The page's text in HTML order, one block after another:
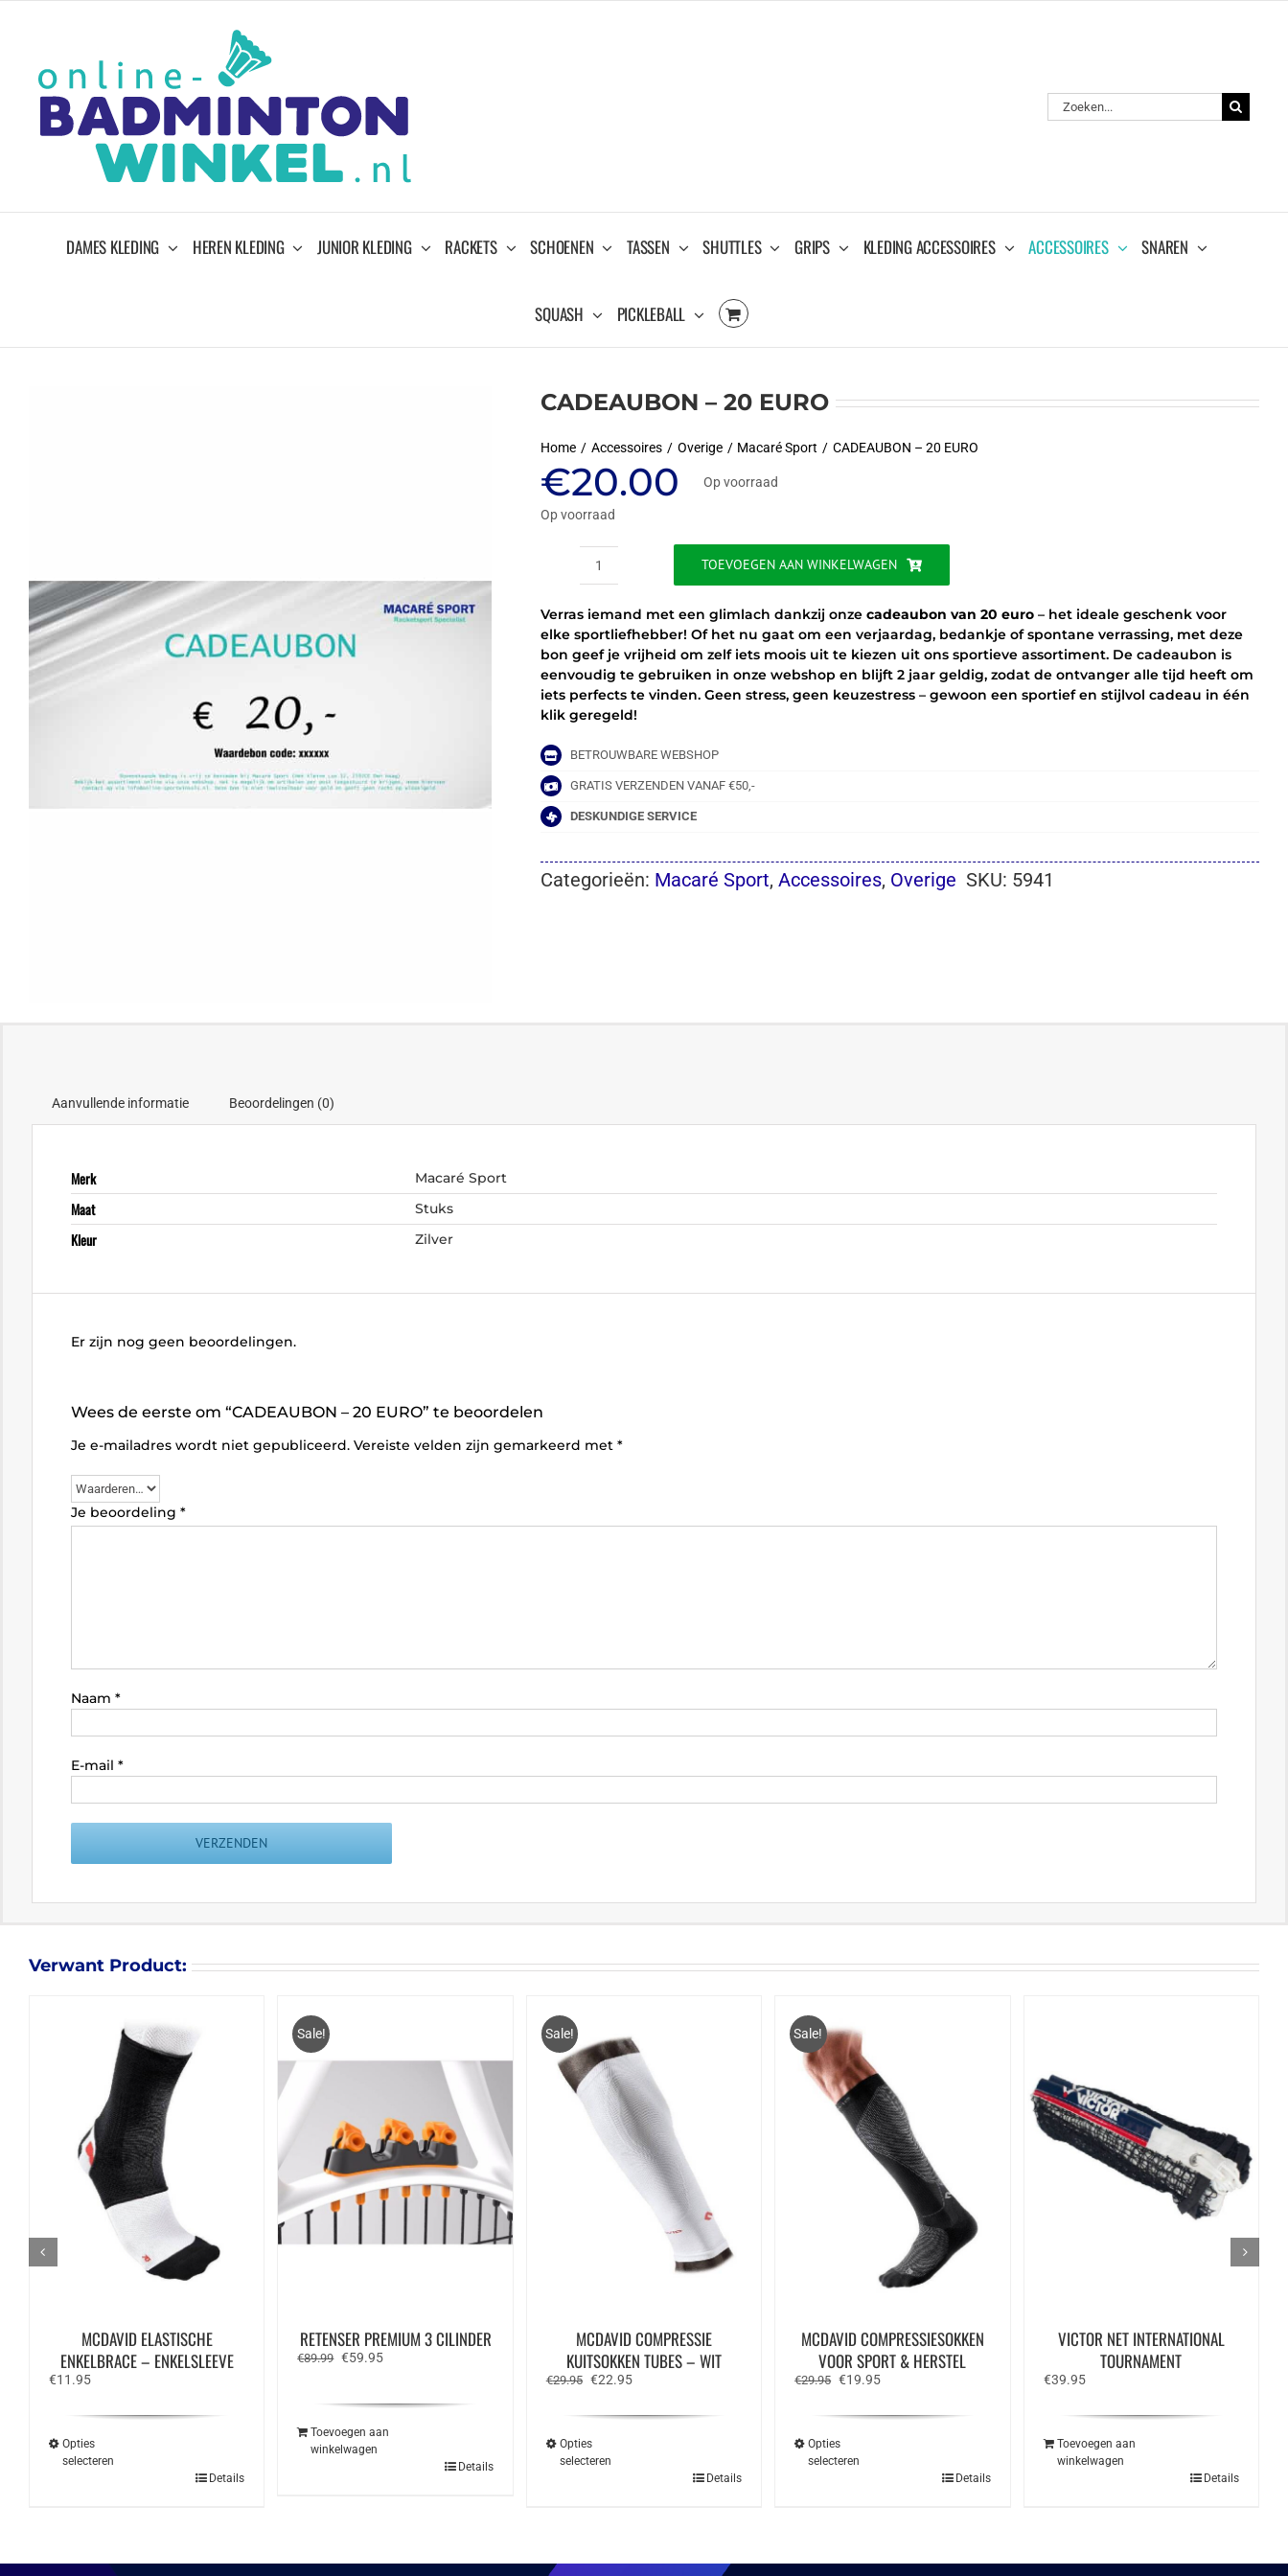
Zoeken
naar:
DAMES KLEDING HEREN KLEDING JUNIOR KLEDING RACKETS SCHOENEN TASSEN SHUTTLES GRIPS KLEDING ACCESSOIRES ACCESSOIRES SNAREN
SQUASH PICKLEBALL
CADEAUBON – 20 EURO
Home Accessoires Overige Macaré Sport CADEAUBON – 20 EURO
€20.00 Op voorraad
Op voorraad
CADEAUBON
20
EURO
aantal
TOEVOEGEN AAN WINKELWAGEN
Verras iemand met een glimlach dankzij onzecadeaubon van 20 euro – het ideale geschenk voor
elke sportliefhebber! Of het nu gaat om een verjaardag, bedankje of spontane verrassing, met deze
bon geef je vrijheid om zelf iets moois uit te kiezen uit ons sportieve assortiment. De cadeaubon is
eenvoudig te gebruiken in onze webshop en blijft 2 jaar geldig, zodat de ontvanger alle tijd heeft om
iets perfects te vinden. Geen stress, geen keuzestress – gewoon een sportief en stijlvol cadeau in één
klik geregeld!
BETROUWBARE WEBSHOP
GRATIS VERZENDEN VANAF €50,-
DESKUNDIGE SERVICE
Categorieën: Macaré Sport,Accessoires, Overige SKU: 5941
Aanvullende informatie Beoordelingen (0)
Merk Macaré Sport
Maat Stuks
Kleur Zilver
Er zijn nog geen beoordelingen.
Wees de eerste om “CADEAUBON – 20 EURO” te beoordelen
Je e-mailadres wordt niet gepubliceerd. Vereiste velden zijn gemarkeerd met *
Je beoordeling *
Naam *
E-mail *
Verwant Product:
MCDAVID ELASTISCHE
ENKELBRACE – ENKELSLEEVE
€11.95
Opties
selecteren
optie
Details
Sale!
RETENSER PREMIUM 3 CILINDER
€89.99 Oorspronkelijke
€89.99.
€59.95Huidige
€59.95.
Toevoegen aan
winkelwagen
Details
Sale!
MCDAVID COMPRESSIE
KUITSOKKEN TUBES – WIT
€29.95 Oorspronkelijke
€22.95Huidige
Opties
selecteren
optie
Details
Sale!
MCDAVID COMPRESSIESOKKEN
VOOR SPORT & HERSTEL
€29.95 Oorspronkelijke
€19.95Huidige
Opties
selecteren
optie
Details
VICTOR NET INTERNATIONAL
TOURNAMENT
€39.95
Toevoegen aan
winkelwagen
Details